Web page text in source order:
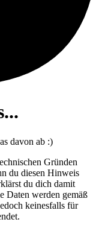
davon ab :)
Gründen
du diesen Hinweis
du dich damit
Daten werden gemäß
keinesfalls für